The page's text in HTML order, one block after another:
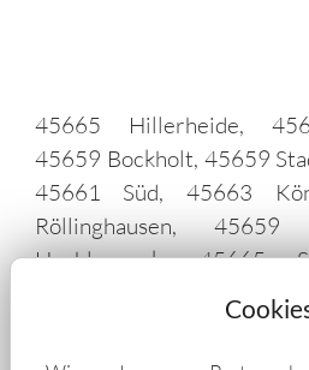
45665 Hillerheide,
45659 Bockholt, 45659
45661 Süd, 45663
Röllinghausen,
Hochlarmark, 45665
Pöppinghausen, 45699
45701 Scherlebeck,
Börnig, 44579